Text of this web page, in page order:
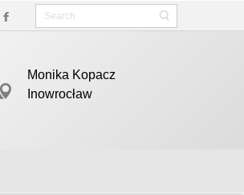
Monika Kopacz
Inowrocław